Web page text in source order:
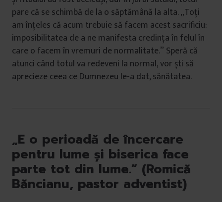
pare că se schimbă de la o săptămână la alta. „Toți
am înțeles că acum trebuie să facem acest sacrificiu:
imposibilitatea de a ne manifesta credința în felul în
care o facem în vremuri de normalitate.” Speră că
atunci când totul va redeveni la normal, vor ști să
aprecieze ceea ce Dumnezeu le-a dat, sănătatea.
„E o perioadă de încercare
pentru lume și biserica face
parte tot din lume.” (Romică
Băncianu, pastor adventist)